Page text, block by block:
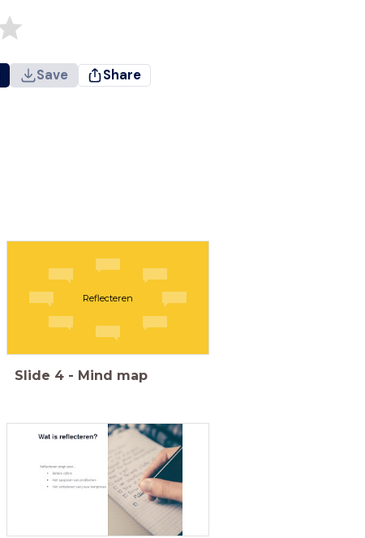
Save Share
Reflecteren
Slide 4 - Mind map